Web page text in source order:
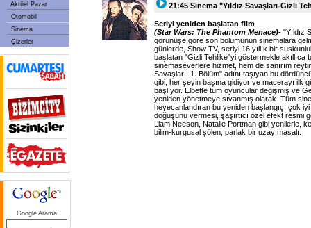
Aktüel Pazar
Otomobil
Sinema
Çizerler
Google Arama
21:45 Sinema "Yıldız Savaşları-Gizli
Seriyi yeniden başlatan film
(Star Wars: The Phantom Menace)- "Yıldız
görünüşe göre son bölümünün sinemalara
günlerde, Show TV, seriyi 16 yıllık bir
başlatan "Gizli Tehlike"yi göstermekle akıllıca
sinemaseverlere hizmet, hem de sanırım
Savaşları: 1. Bölüm" adını taşıyan bu
gibi, her şeyin başına gidiyor ve macerayı ilk
başlıyor. Elbette tüm oyuncular değişmiş ve
yeniden yönetmeye sıvanmış olarak. Tüm
heyecanlandıran bu yeniden başlangıç, çok
doğuşunu vermesi, şaşırtıcı özel efekt resmi
Liam Neeson, Natalie Portman gibi yenilerle,
bilim-kurgusal şölen, parlak bir uzay masalı.